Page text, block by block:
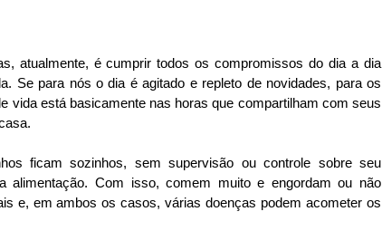
atualmente, é cumprir todos os compromissos do dia a dia
Se para nós o dia é agitado e repleto de novidades, para os
vida está basicamente nas horas que compartilham com seus
ficam sozinhos, sem supervisão ou controle sobre seu
alimentação. Com isso, comem muito e engordam ou não
e, em ambos os casos, várias doenças podem acometer os